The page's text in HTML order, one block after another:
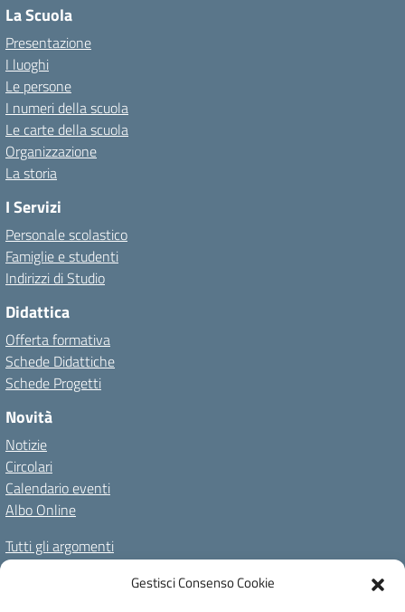
Gestisci Consenso Cookie
La Scuola
Presentazione
I luoghi
Le persone
I numeri della scuola
Le carte della scuola
Organizzazione
La storia
I Servizi
Personale scolastico
Famiglie e studenti
Indirizzi di Studio
Didattica
Offerta formativa
Schede Didattiche
Schede Progetti
Novità
Notizie
Circolari
Calendario eventi
Albo Online
Tutti gli argomenti
Il nostro territorio